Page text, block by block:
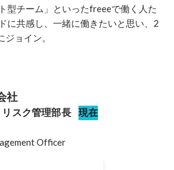
型チーム」といったfreeeで働く人た
に共感し、一緒に働きたいと思い、2
ョイン。
社
スク管理部長 現在
Officer